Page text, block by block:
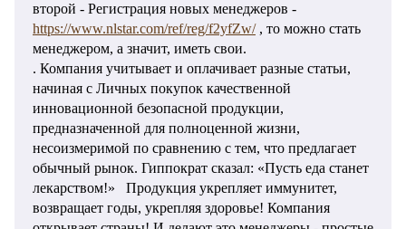
второй - Регистрация новых менеджеров -
https://www.nlstar.com/ref/reg/f2yfZw/, то можно стать
менеджером, а значит, иметь свои.
. Компания учитывает и оплачивает разные статьи,
начиная с Личных покупок качественной
инновационной безопасной продукции,
предназначенной для полноценной жизни,
несоизмеримой по сравнению с тем, что предлагает
обычный рынок. Гиппократ сказал: «Пусть еда станет
лекарством!» Продукция укрепляет иммунитет,
возвращает годы, укрепляя здоровье! Компания